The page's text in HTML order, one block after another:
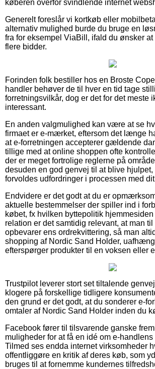
køberen overfor svindlende internet
Generelt foreslår vi kortkøb eller
alternativ mulighed burde du bruge en
fra for eksempel ViaBill, ifald du ønsker
flere bidder.
Forinden folk bestiller hos en Broste
handler behøver de til hver en tid tage
forretningsvilkår, dog er det for det meste
interessant.
En anden valgmulighed kan være at se
firmaet er e-mærket, eftersom det længe
at e-forretningen accepterer gældende
tillige med at online shoppen ofte
der er meget fortrolige reglerne på
desuden en god genvej til at blive hjulpet,
forvoldes udfordringer i processen med
Endvidere er det godt at du er
aktuelle bestemmelser der spiller ind i
købet, fx hvilken byttepolitik
relation er det samtidig relevant, at man til
opbevarer ens ordrekvittering, så man
shopping af Nordic Sand Holder,
efterspørger produkter til en voksen eller
Trustpilot leverer stort set tiltalende
klogere på forskellige tidligere
den grund er det godt, at du sonderer e-
omtaler af Nordic Sand Holder inden du
Facebook fører til tilsvarende ganske
muligheder for at få en idé om e-
Tilmed ses endda internet virksomheder
offentliggøre en kritik af deres køb, som
bruges til at fornemme kundernes